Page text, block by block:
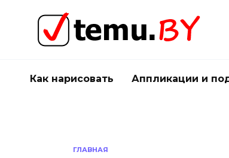
содержанию
Как нарисовать Аппликации и
ГЛАВНАЯ